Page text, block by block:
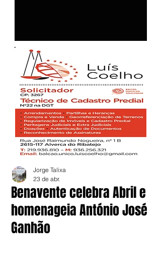
Benavente celebra Abril e
homenageia António José
Ganhão
Jorge Talixa
23 de abr.